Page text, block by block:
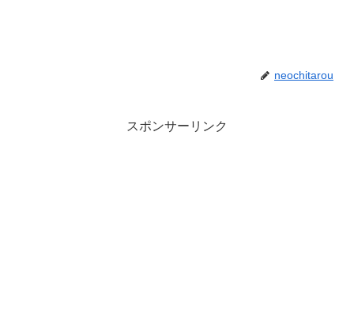
neochitarou
スポンサーリンク